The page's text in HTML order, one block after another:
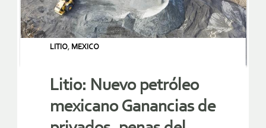
LITIO, MEXICO
Litio: Nuevo petróleo
mexicano Ganancias de